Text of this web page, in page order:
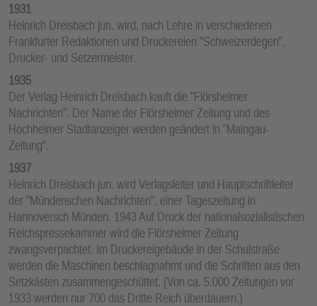
1931
Heinrich Dreisbach jun. wird, nach Lehre in verschiedenen
Frankfurter Redaktionen und Druckereien "Schweizerdegen",
Drucker- und Setzermeister.
1935
Der Verlag Heinrich Dreisbach kauft die "Flörsheimer
Nachrichten". Der Name der Flörsheimer Zeitung und des
Hochheimer Stadtanzeiger werden geändert in "Maingau-
Zeitung".
1937
Heinrich Dreisbach jun. wird Verlagsleiter und Hauptschriftleiter
der "Mündenschen Nachrichten", einer Tageszeitung in
Hannoversch Münden. 1943 Auf Druck der nationalsozialistischen
Reichspressekammer wird die Flörsheimer Zeitung
zwangsverpachtet. Im Druckereigebäude in der Schulstraße
werden die Maschinen beschlagnahmt und die Schriften aus den
Setzkästen zusammengeschüttet. (Von ca. 5.000 Zeitungen vor
1933 werden nur 700 das Dritte Reich überdauern.)